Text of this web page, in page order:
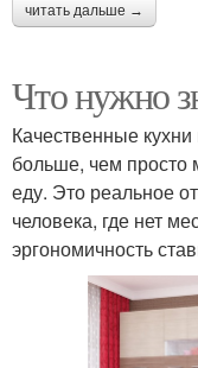
читать дальше →
Что нужно
Качественные
больше, чем просто
еду. Это реальное
человека, где нет
эргономичность